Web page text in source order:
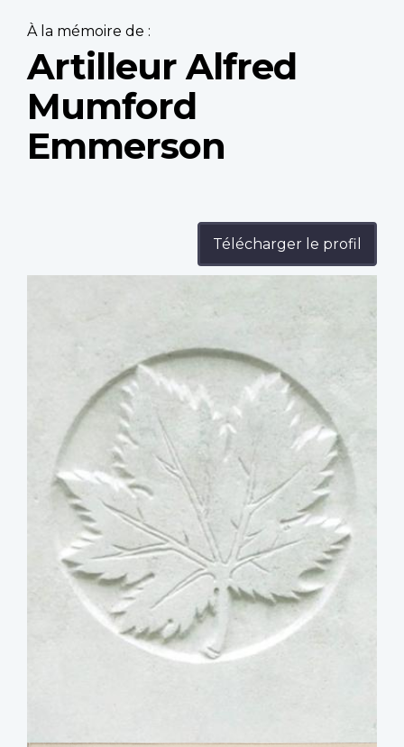
À la mémoire de :
Artilleur Alfred
Mumford
Emmerson
Télécharger le profil